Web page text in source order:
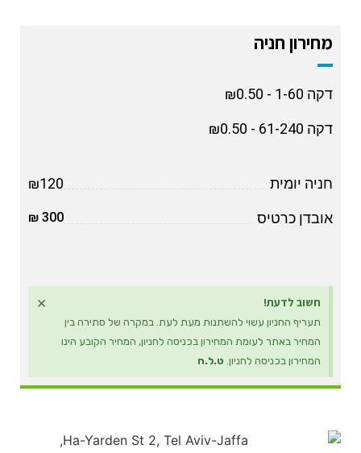
מחירון חניה
דקה 1-60 - ₪0.50
דקה 61-240 - ₪0.50
חניה יומית ₪120
אובדן כרטיס 300 ₪
חשוב לדעת!
תעריף החניון עשוי להשתנות מעת לעת. במקרה של סתירה בין
המחיר באתר לעומת המחירון בכניסה לחניון, המחיר הקובע הינו
המחירון בכניסה לחניון.ט.ל.ח